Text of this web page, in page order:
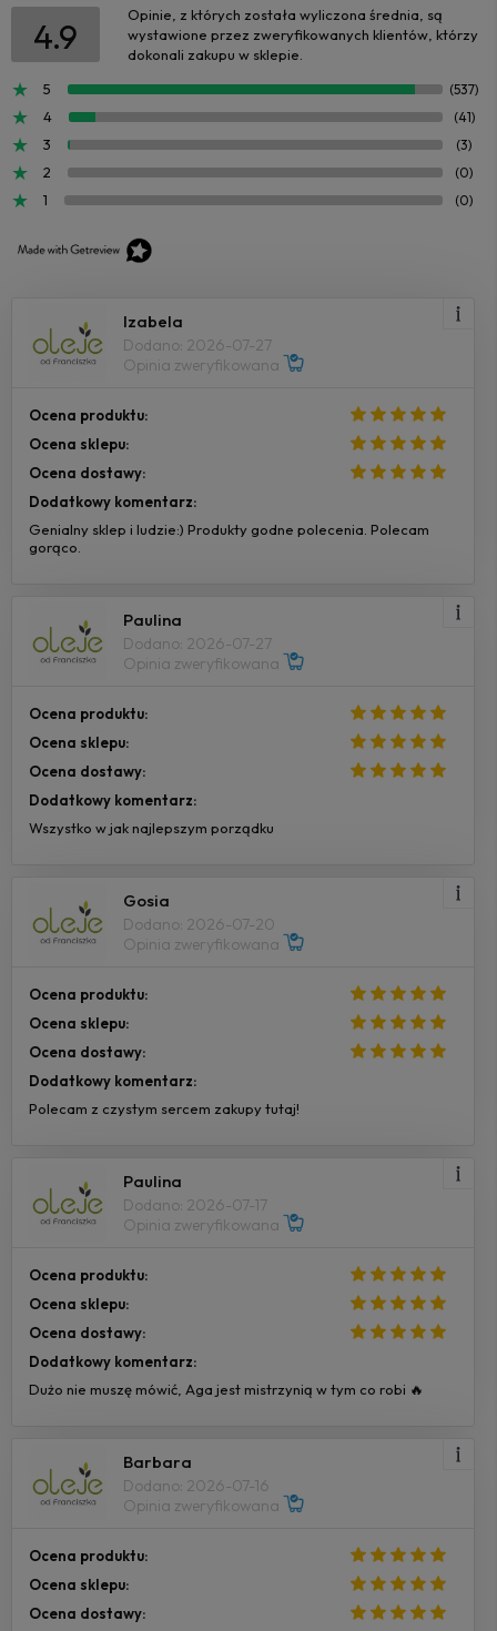
4.9
Opinie, z których została wyliczona średnia, są
wystawione przez zweryfikowanych klientów, którzy
dokonali zakupu w sklepie.
5
(537)
4 (41)
3 (3)
2 (0)
1 (0)
Izabela
Dodano: 2026-07-27
Opinia zweryfikowana
Ocena produktu:
Ocena sklepu:
Ocena dostawy:
Dodatkowy komentarz:
Genialny sklep i ludzie:) Produkty godne polecenia. Polecam
gorąco.
Paulina
Dodano: 2026-07-27
Opinia zweryfikowana
Ocena produktu:
Ocena sklepu:
Ocena dostawy:
Dodatkowy komentarz:
Wszystko w jak najlepszym porządku
Gosia
Dodano: 2026-07-20
Opinia zweryfikowana
Ocena produktu:
Ocena sklepu:
Ocena dostawy:
Dodatkowy komentarz:
Polecam z czystym sercem zakupy tutaj!
Paulina
Dodano: 2026-07-17
Opinia zweryfikowana
Ocena produktu:
Ocena sklepu:
Ocena dostawy:
Dodatkowy komentarz:
Dużo nie muszę mówić, Aga jest mistrzynią w tym co robi 🔥
Barbara
Dodano: 2026-07-16
Opinia zweryfikowana
Ocena produktu:
Ocena sklepu:
Ocena dostawy: